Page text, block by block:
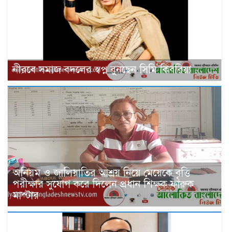
নীরবে সমাজ বদলের স্বপ্ন বুনছেন সিমি কিবরিয়া
অনিয়ম ও জালিয়াতির আশ্রয় নিয়ে মেয়েকে বৃত্তি
পরীক্ষার সুযোগ করে দিলেন প্রধান শিক্ষক ফারুক
মাস্টার